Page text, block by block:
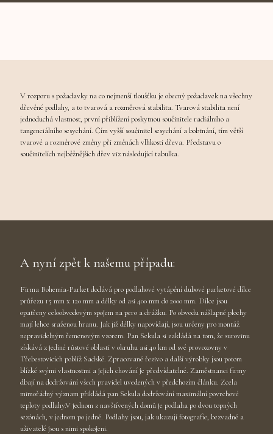
V rozporu s požadavky na co nejmenší tloušťku je obecný požadavek na všechny
dřevěné podlahy, a to tvarová a rozměrová stabilita. Tvarová stabilita není
jednoduchá vlastnost, první přiblížení poskytnou součinitele radiálního a
tangenciálního sesychání. Čím vyšší součinitel sesychání a bobtnání, tím větší
tvarové a rozměrové změny při změnách vlhkosti dřeva. Představu o
součinitelích nejběžnějších dřev viz následující tabulka.
A nyní zpět k našemu případu:
Firma Bohemia-Parket dodává pro podlahové vytápění dubové parketové dílce
průřezu 15 mm x 120 mm a délky od asi 400 mm do 2000 mm. Dílce jsou
opatřeny celoobvodovým spojem na pero a drážku. Po obvodu nášlapné plochy
mají lehce sraženou hranu. Jak již délky napovídají, jsou určeny pro montáž
nepravidelným řemenovým vzorem. Pan Sekula si zakládá na tom, že surovinu
získává z jediné růstové oblasti v okruhu asi 40 km od své provozovny v
Třebestovicích poblíž Sadské. Zpracované řezivo a další výrobky jsou potom
blízké svými vlastnostmi a jejich chování je předvídatelné. Zaměstnanci firmy
dbají na dodržování všech pravidel uvedených v předchozím článku. Zcela
mimořádný význam přikládá pan Sekula dodržování maximální povrchové
teploty podlahy.V jednom z navštívených domů je podlaha po dvou topných
sezónách, v jednom po jedné. Podlahy jsou, jak ukazují fotografie, bezvadné a
uživatelé jsou s nimi spokojeni.